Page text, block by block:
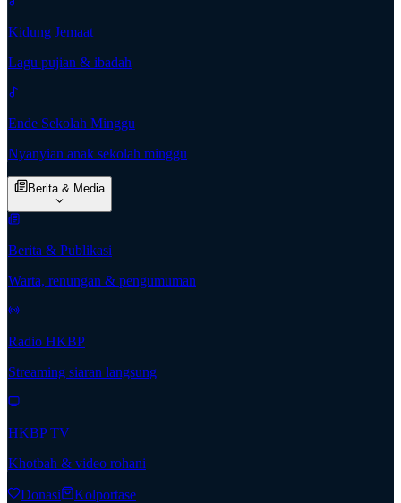
Kidung Jemaat
Lagu pujian & ibadah
Ende Sekolah Minggu
Nyanyian anak sekolah minggu
Berita & Media
Berita & Publikasi
Warta, renungan & pengumuman
Radio HKBP
Streaming siaran langsung
HKBP TV
Khotbah & video rohani
Donasi Kolportase